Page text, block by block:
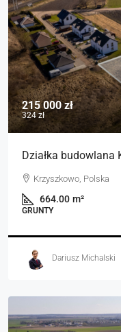
215 000 zł
324 zł
Działka budowlana
Krzyszkowo, Polska
664.00 m²
GRUNTY
Dariusz Michalski